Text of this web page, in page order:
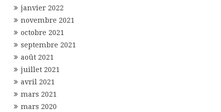
janvier 2022
novembre 2021
octobre 2021
septembre 2021
août 2021
juillet 2021
avril 2021
mars 2021
mars 2020